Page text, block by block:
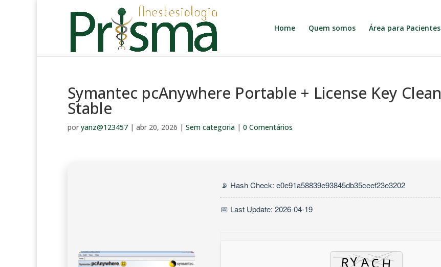
Home Quem somos Área para Pacientes
Symantec pcAnywhere Portable + License Key Clean
Stable
por yanz@123457 | abr 20, 2026 | Sem categoria | 0 Comentários
📡 Hash Check: e0e91a58839e93845db35ceef23e3202
📅 Last Update: 2026-04-19